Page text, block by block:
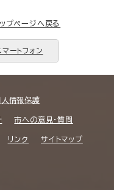
ップページへ戻る
マートフォン
情報保護
市への意見・質問
リンク サイトマップ